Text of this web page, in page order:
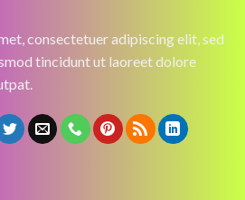
consectetuer adipiscing elit, sed
tincidunt ut laoreet dolore